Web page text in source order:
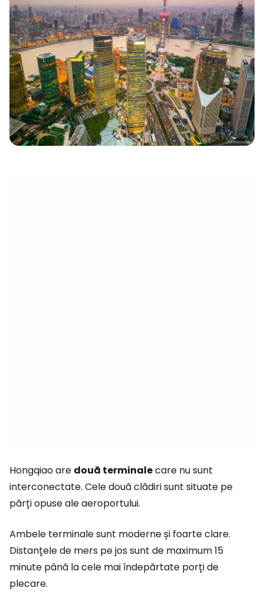
Hongqiao are două terminalecare nu sunt
interconectate. Cele două clădiri sunt situate pe
părți opuse ale aeroportului.
Ambele terminale sunt moderne și foarte clare.
Distanțele de mers pe jos sunt de maximum 15
minute până la cele mai îndepărtate porți de
plecare.